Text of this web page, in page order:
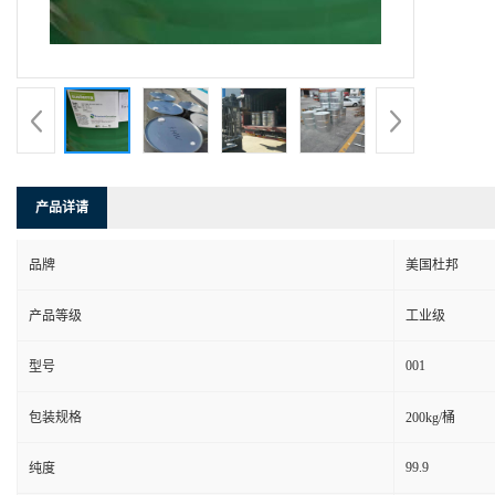
产品详请
品牌 美国杜邦
产品等级 工业级
型号 001
包装规格 200kg/桶
纯度 99.9